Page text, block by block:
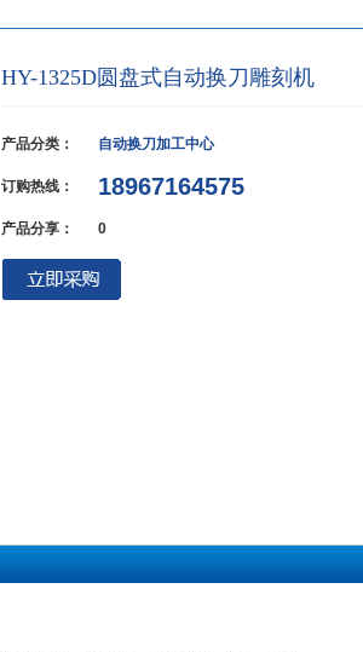
HY-1325D圆盘式自动换刀雕刻机
产品分类： 自动换刀加工中心
订购热线： 18967164575
产品分享： 0